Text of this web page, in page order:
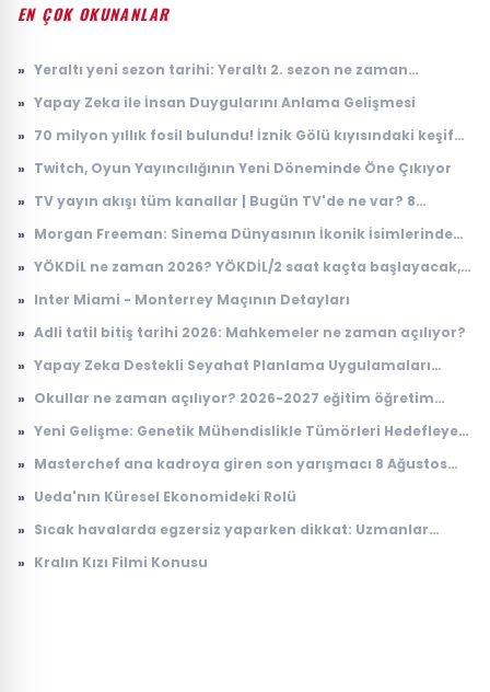
EN ÇOK OKUNANLAR
» Yeraltı yeni sezon tarihi: Yeraltı 2. sezon ne zaman
» Yapay Zeka ile İnsan Duygularını Anlama Gelişmesi
» 70 milyon yıllık fosil bulundu! İznik Gölü kıyısındaki keşif
» Twitch, Oyun Yayıncılığının Yeni Döneminde Öne Çıkıyor
» TV yayın akışı tüm kanallar | Bugün TV'de ne var? 8
» Morgan Freeman: Sinema Dünyasının İkonik İsimlerinden
» YÖKDİL ne zaman 2026? YÖKDİL/2 saat kaçta başlayacak,
» Inter Miami - Monterrey Maçının Detayları
» Adli tatil bitiş tarihi 2026: Mahkemeler ne zaman açılıyor?
» Yapay Zeka Destekli Seyahat Planlama Uygulamaları
» Okullar ne zaman açılıyor? 2026-2027 eğitim öğretim
» Yeni Gelişme: Genetik Mühendislikle Tümörleri Hedefleyen
» Masterchef ana kadroya giren son yarışmacı 8 Ağustos
oldu?
» Ueda'nın Küresel Ekonomideki Rolü
» Sıcak havalarda egzersiz yaparken dikkat: Uzmanlar
» Kralın Kızı Filmi Konusu